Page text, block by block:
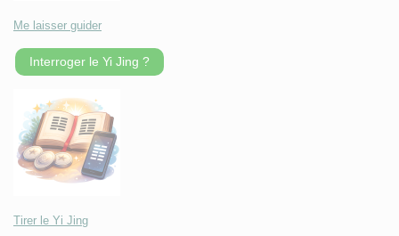
Me laisser guider
Interroger le Yi Jing ?
Tirer le Yi Jing